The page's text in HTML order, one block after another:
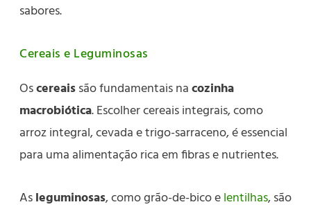
sabores.
Cereais e Leguminosas
Oscereaissão fundamentais nacozinha
macrobiótica. Escolher cereais integrais, como
arroz integral, cevada e trigo-sarraceno, é essencial
para uma alimentação rica em fibras e nutrientes.
Asleguminosas, como grão-de-bico elentilhas, são